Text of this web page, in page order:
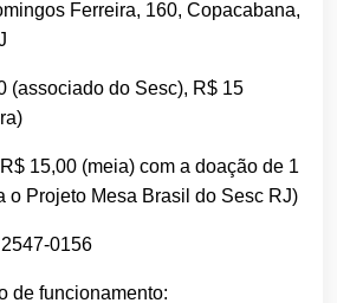
Ferreira, 160, Copacabana,
(associado do Sesc), R$ 15
15,00 (meia) com a doação de 1
o Projeto Mesa Brasil do Sesc RJ)
0156
de funcionamento: